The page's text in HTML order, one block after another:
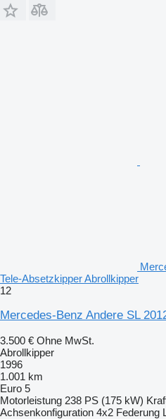
Tele-Absetzkipper Abrollkipper
12
Mercedes-Benz Andere SL
3.500 € Ohne MwSt.
Abrollkipper
1996
1.001 km
Euro 5
Motorleistung 238 PS (175 kW)
Achsenkonfiguration 4x2 Federung